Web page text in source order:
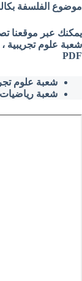
موضوع الفلسفة بكالوريا 2016 شعبة علوم تجريبية و
شعبة علوم تجريبية
PDF
شعبة علوم
شعبة رياضيات